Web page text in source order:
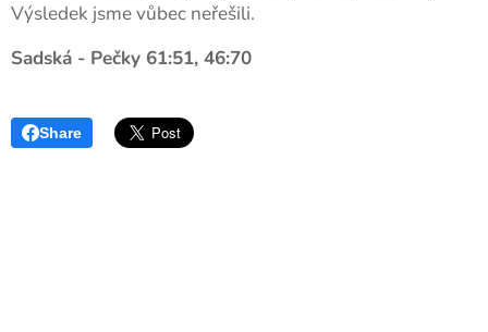
Výsledek jsme vůbec neřešili.
Sadská - Pečky 61:51, 46:70
Share